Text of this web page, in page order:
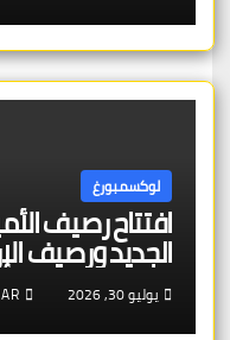
لوكسمبورغ
افتتاح رصيف
الجديد ورصيف
شنغن – بنية
الجمهور والتراث
يوليو 30, 2026